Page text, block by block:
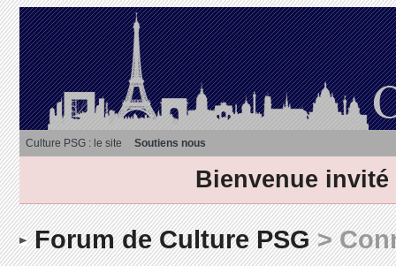
Culture PSG : le site Soutiens nous
Bienvenue invité
Forum de Culture PSG>